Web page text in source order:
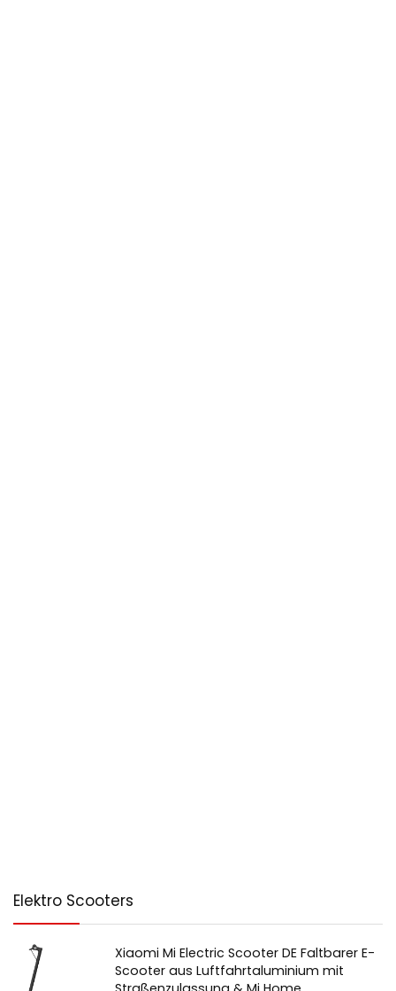
Elektro Scooters
Xiaomi Mi Electric Scooter DE Faltbarer E-
Scooter aus Luftfahrtaluminium mit